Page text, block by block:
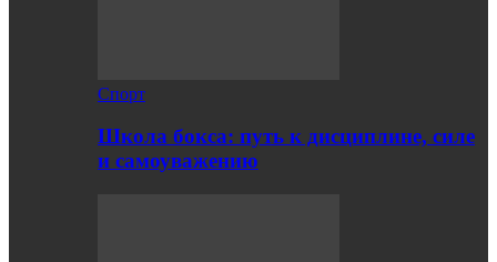
Спорт
Школа бокса: путь к дисциплине, силе
и самоуважению